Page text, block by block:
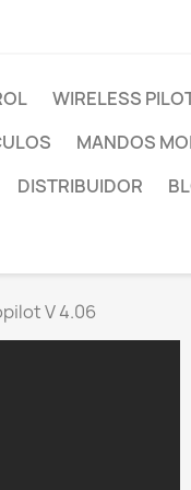
WIRELESS
MANDOS
DISTRIBUIDOR
V 4.06